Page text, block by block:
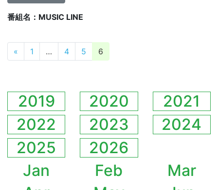
番組名：MUSIC LINE
投稿ナビゲーション
« 1 … 4 5 6
2019 2020
2021
2022
2023
2024
2025
2026
Jan
Feb
Mar